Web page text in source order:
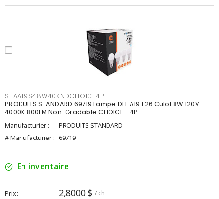
STAA19S48W40KNDCHOICE4P
PRODUITS STANDARD 69719 Lampe DEL A19 E26 Culot 8W 120V
4000K 800LM Non-Gradable CHOICE - 4P
Manufacturier :
PRODUITS STANDARD
# Manufacturier : 69719
En inventaire
Prix 2,8000 $ / ch